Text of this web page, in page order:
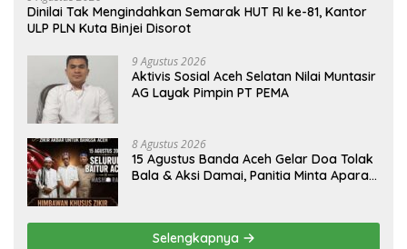
Dinilai Tak Mengindahkan Semarak HUT RI ke-81, Kantor
ULP PLN Kuta Binjei Disorot
9 Agustus 2026
Aktivis Sosial Aceh Selatan Nilai Muntasir
AG Layak Pimpin PT PEMA
8 Agustus 2026
15 Agustus Banda Aceh Gelar Doa Tolak
Bala & Aksi Damai, Panitia Minta Aparat
Selengkapnya